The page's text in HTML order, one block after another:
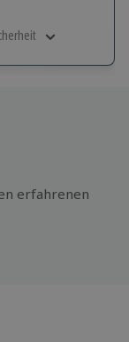
erfahrenen